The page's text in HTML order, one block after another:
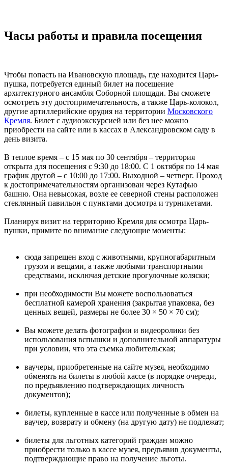
Часы работы и правила посещения
Чтобы попасть на Ивановскую площадь, где находится Царь-
пушка, потребуется единый билет на посещение
архитектурного ансамбля Соборной площади. Вы сможете
осмотреть эту достопримечательность, а также Царь-колокол,
другие артиллерийские орудия на территории Московского
Кремля. Билет с аудиоэкскурсией или без нее можно
приобрести на сайте или в кассах в Александровском саду в
день визита.
В теплое время – с 15 мая по 30 сентября – территория
открыта для посещения с 9:30 до 18:00. С 1 октября по 14 мая
график другой – с 10:00 до 17:00. Выходной – четверг. Проход
к достопримечательностям организован через Кутафью
башню. Она невысокая, возле ее северной стены расположен
стеклянный павильон с пунктами досмотра и турникетами.
Планируя визит на территорию Кремля для осмотра Царь-
пушки, примите во внимание следующие моменты:
сюда запрещен вход с животными, крупногабаритным
грузом и вещами, а также любыми транспортными
средствами, исключая детские прогулочные коляски;
при необходимости Вы можете воспользоваться
бесплатной камерой хранения (закрытая упаковка, без
ценных вещей, размеры не более 30 × 50 × 70 см);
Вы можете делать фотографии и видеоролики без
использования вспышки и дополнительной аппаратуры
при условии, что эта съемка любительская;
ваучеры, приобретенные на сайте музея, необходимо
обменять на билеты в любой кассе (в порядке очереди,
по предъявлению подтверждающих личность
документов);
билеты, купленные в кассе или полученные в обмен на
ваучер, возврату и обмену (на другую дату) не подлежат;
билеты для льготных категорий граждан можно
приобрести только в кассе музея, предъявив документы,
подтверждающие право на получение льготы.